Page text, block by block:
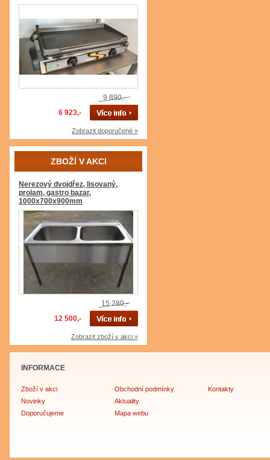
9 890,-
6 923,-
Zobrazit doporučené »
ZBOŽÍ V AKCI
Nerezový dvojdřez, lisovaný,
prolam, gastro bazar,
1000x700x900mm
15 280,-
12 500,-
Zobrazit zboží v akci »
INFORMACE
Zboží v akci
Novinky
Doporučujeme
Obchodní podmínky
Aktuality
Mapa webu
Kontakty